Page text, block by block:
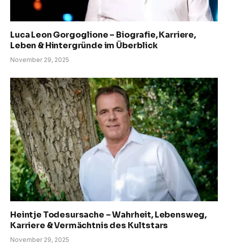
Luca Leon Gorgoglione – Biografie, Karriere,
Leben & Hintergründe im Überblick
November 29, 2025
Heintje Todesursache – Wahrheit, Lebensweg,
Karriere & Vermächtnis des Kultstars
November 29, 2025